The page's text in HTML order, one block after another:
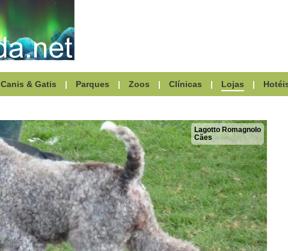
Canis & Gatis | Parques | Zoos | Clínicas | Lojas |
Lagotto Romagnolo
Cães